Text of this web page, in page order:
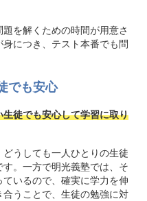
を解くための時間が用意さ
につき、テスト本番でも問
でも安心
徒でも安心して学習に取り
うしても一人ひとりの生徒
。一方で明光義塾では、そ
いるので、確実に学力を伸
うことで、生徒の勉強に対